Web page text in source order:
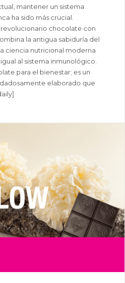
mantener un sistema
ha sido más crucial.
chocolate con
la antigua sabiduría del
ciencia nutricional moderna
al sistema inmunológico.
para el bienestar; es un
elaborado que